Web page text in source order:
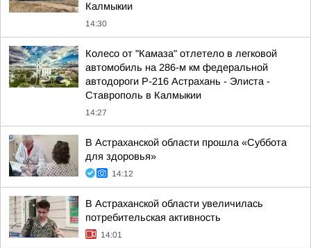
Калмыкии
14:30
Колесо от "Камаза" отлетело в легковой
автомобиль на 286-м км федеральной
автодороги Р-216 Астрахань - Элиста -
Ставрополь в Калмыкии
14:27
В Астраханской области прошла «Суббота
для здоровья»
14:12
В Астраханской области увеличилась
потребительская активность
14:01